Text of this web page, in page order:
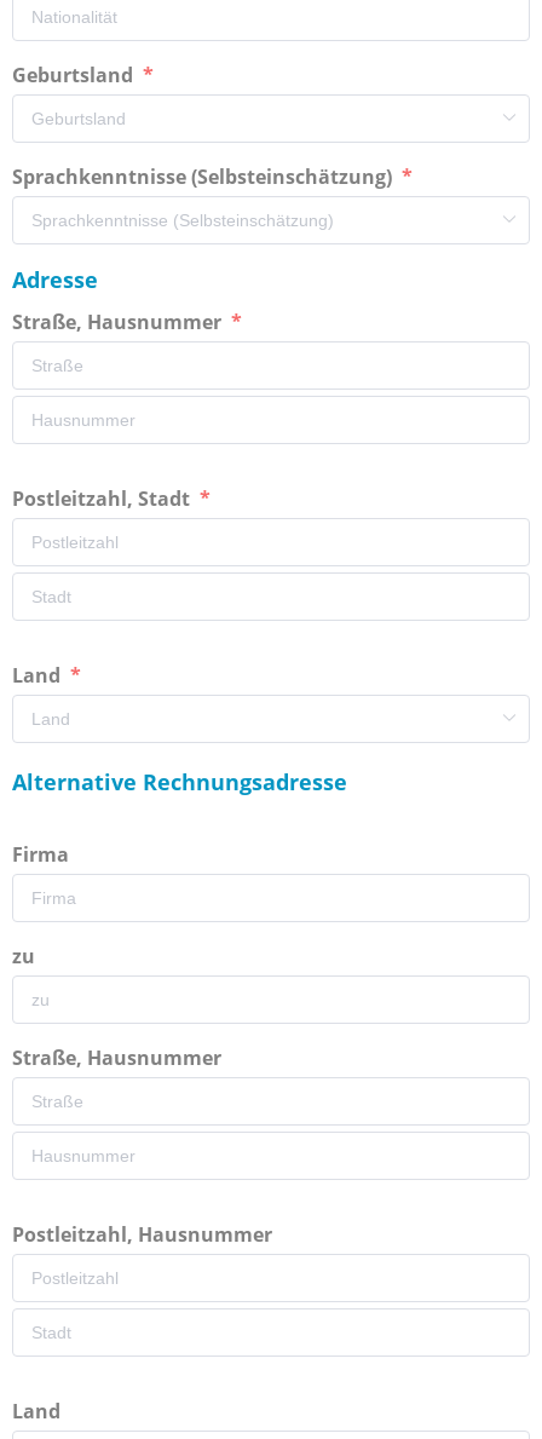
Geburtsland
Sprachkenntnisse (Selbsteinschätzung)
Adresse
Straße, Hausnummer
Postleitzahl, Stadt
Land
Alternative Rechnungsadresse
Firma
zu
Straße, Hausnummer
Postleitzahl, Hausnummer
Land